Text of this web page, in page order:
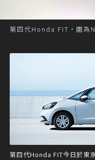
第四代Honda FIT，圖為
第四代Honda FIT今日於東